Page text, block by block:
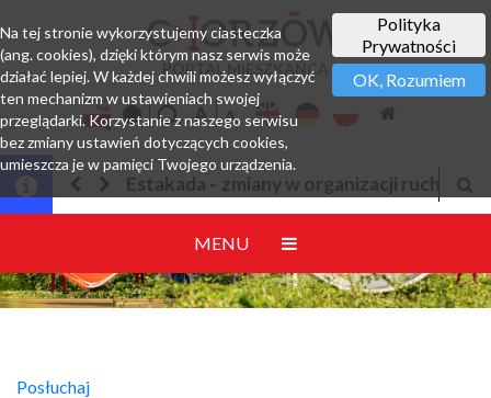
PORTAL MIESZKAŃCA
w organizacji ruchuJesteśmy w EZD
MENU
Posłuchaj
Polityka
Prywatności
OK, Rozumiem
Na tej stronie wykorzystujemy ciasteczka
(ang. cookies), dzięki którym nasz serwis może
działać lepiej. W każdej chwili możesz wyłączyć
ten mechanizm w ustawieniach swojej
przeglądarki. Korzystanie z naszego serwisu
bez zmiany ustawień dotyczących cookies,
umieszcza je w pamięci Twojego urządzenia.